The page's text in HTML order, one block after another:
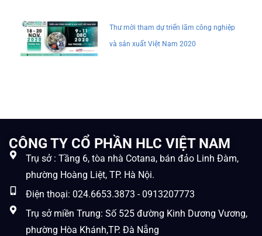
Thư mời tham dự triển lãm công nghiệp
và sản xuất Việt Nam 2020
CÔNG TY CỔ PHẦN HLC VIỆT NAM
Trụ sở : Tầng 6, tòa nhà Cotana, bán đảo Linh Đàm,
phường Hoàng Liệt, TP. Hà Nội.
Điện thoại: 024.6653.3873 - 0913207773
Trụ sở miền Trung: Số 525 đường Kinh Dương Vương,
phường Hòa Khánh,TP. Đà Nẵng